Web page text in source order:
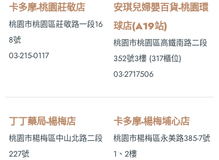
卡多摩-桃園莊敬店
桃園市桃園區莊敬路一段16
8號
03-215-0117
安琪兒婦嬰百貨-桃園環
球店(A19站)
桃園市桃園區高鐵南路二段
352號3樓 (317櫃位)
03-2717506
丁丁藥局-楊梅店
桃園市楊梅區中山北路二段
227號
卡多摩-楊梅埔心店
桃園市楊梅區永美路385-7號
1、2樓